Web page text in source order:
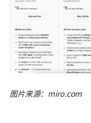
图片来源：miro.com